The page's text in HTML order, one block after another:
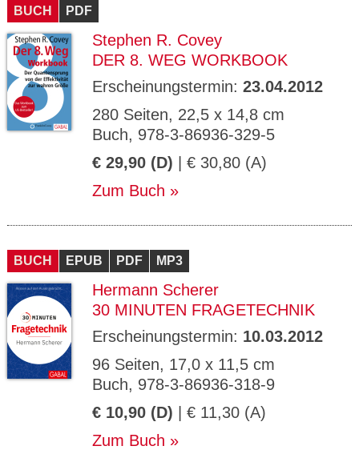
BUCH PDF
Stephen R. Covey
DER 8. WEG WORKBOOK
Erscheinungstermin: 23.04.2012
280 Seiten, 22,5 x 14,8 cm
Buch, 978-3-86936-329-5
€ 29,90 (D) | € 30,80 (A)
Zum Buch
BUCH EPUB PDF MP3
Hermann Scherer
30 MINUTEN FRAGETECHNIK
Erscheinungstermin: 10.03.2012
96 Seiten, 17,0 x 11,5 cm
Buch, 978-3-86936-318-9
€ 10,90 (D) | € 11,30 (A)
Zum Buch